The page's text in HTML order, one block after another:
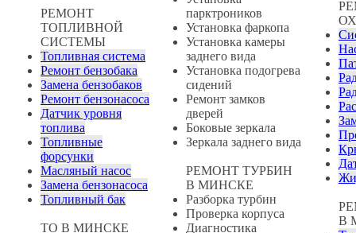
РЕМОНТ
ТОПЛИВНОЙ
СИСТЕМЫ
Топливная система
Ремонт бензобака
Замена бензобаков
Ремонт бензонасоса
Датчик уровня
топлива
Топливные
форсунки
Масляный насос
Замена бензонасоса
Топливный бак
ТО В МИНСКЕ
парктроников
Установка фаркопа
Установка камеры
заднего вида
Установка подогрева
сидений
Ремонт замков
дверей
Боковые зеркала
Зеркала заднего вида
РЕМОНТ ТУРБИН
В МИНСКЕ
Разборка турбин
Проверка корпуса
Диагностика
В